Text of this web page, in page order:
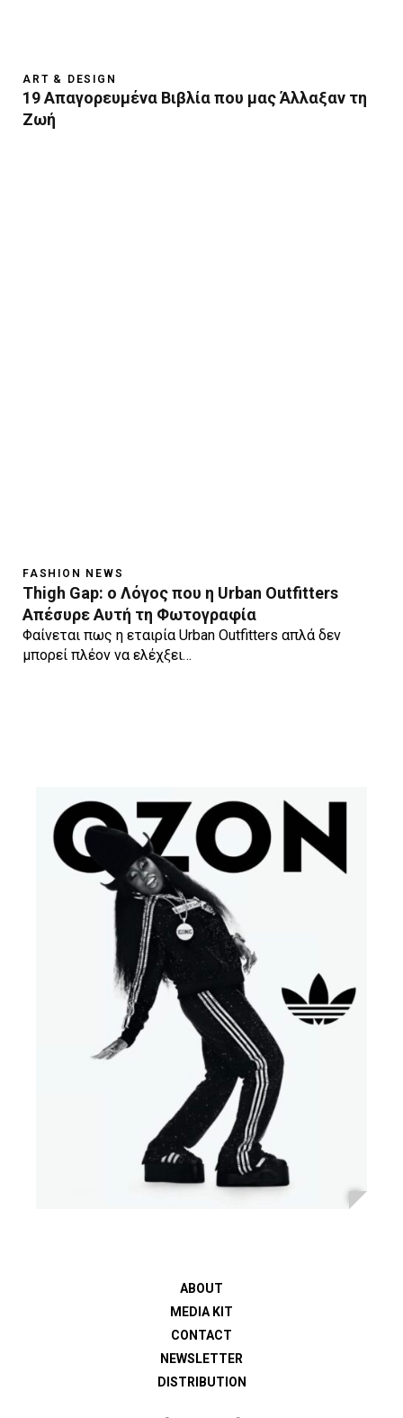
ART & DESIGN
19 Απαγορευμένα Βιβλία που μας Άλλαξαν τη
Ζωή
FASHION NEWS
Thigh Gap: ο Λόγος που η Urban Outfitters
Απέσυρε Αυτή τη Φωτογραφία
Φαίνεται πως η εταιρία Urban Outfitters απλά δεν
μπορεί πλέον να ελέχξει…
ABOUT
MEDIA KIT
CONTACT
NEWSLETTER
DISTRIBUTION